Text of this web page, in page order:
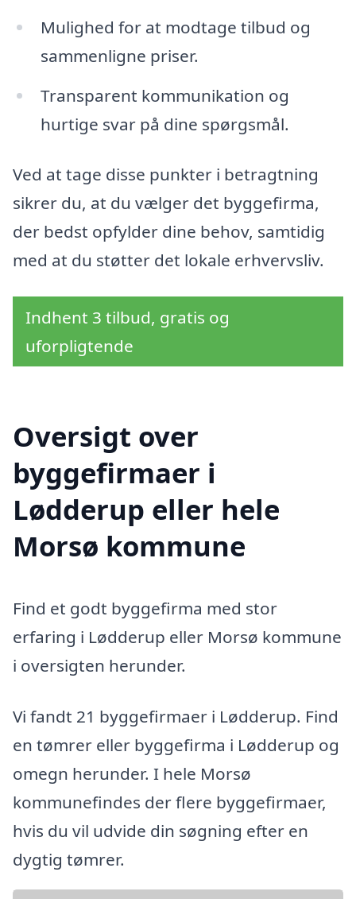
Mulighed for at modtage tilbud og
sammenligne priser.
Transparent kommunikation og
hurtige svar på dine spørgsmål.
Ved at tage disse punkter i betragtning
sikrer du, at du vælger det byggefirma,
der bedst opfylder dine behov, samtidig
med at du støtter det lokale erhvervsliv.
Indhent 3 tilbud, gratis og
uforpligtende
Oversigt over
byggefirmaer i
Lødderup eller hele
Morsø kommune
Find et godt byggefirma med stor
erfaring i Lødderup eller Morsø kommune
i oversigten herunder.
Vi fandt 21 byggefirmaer i Lødderup. Find
en tømrer eller byggefirma i Lødderup og
omegn herunder. I hele Morsø
kommunefindes der flere byggefirmaer,
hvis du vil udvide din søgning efter en
dygtig tømrer.